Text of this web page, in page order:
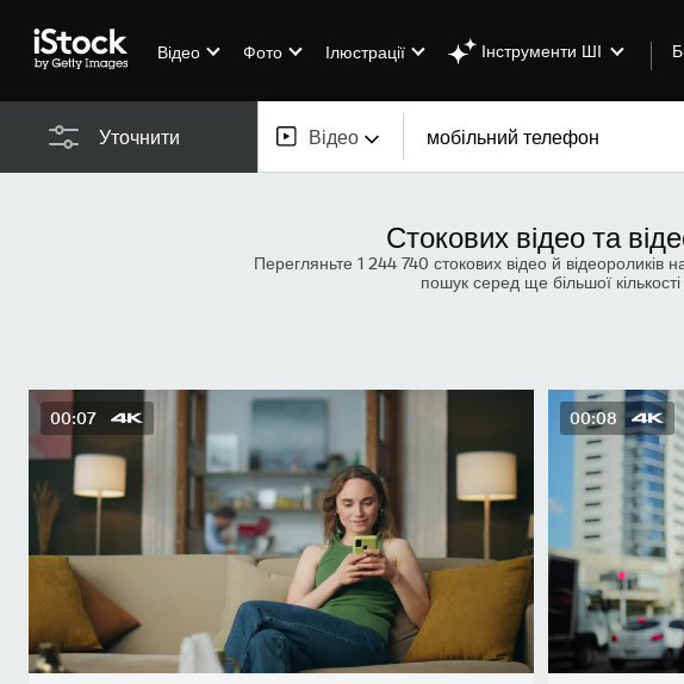
Відео Фото Ілюстрації Інструменти ШІ
Уточнити Відео
Зображення
Векторні зображення
Відео
Стокових відео та
Перегляньте 1 244 740 стокових відео й відеороликів
пошук серед ще більшої кількості
00:07 00:08